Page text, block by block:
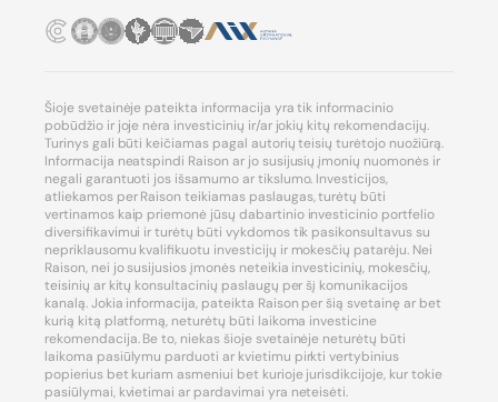
Šioje svetainėje pateikta informacija yra tik informacinio
pobūdžio ir joje nėra investicinių ir/ar jokių kitų rekomendacijų.
Turinys gali būti keičiamas pagal autorių teisių turėtojo nuožiūrą.
Informacija neatspindi Raison ar jo susijusių įmonių nuomonės ir
negali garantuoti jos išsamumo ar tikslumo. Investicijos,
atliekamos per Raison teikiamas paslaugas, turėtų būti
vertinamos kaip priemonė jūsų dabartinio investicinio portfelio
diversifikavimui ir turėtų būti vykdomos tik pasikonsultavus su
nepriklausomu kvalifikuotu investicijų ir mokesčių patarėju. Nei
Raison, nei jo susijusios įmonės neteikia investicinių, mokesčių,
teisinių ar kitų konsultacinių paslaugų per šį komunikacijos
kanalą. Jokia informacija, pateikta Raison per šią svetainę ar bet
kurią kitą platformą, neturėtų būti laikoma investicine
rekomendacija. Be to, niekas šioje svetainėje neturėtų būti
laikoma pasiūlymu parduoti ar kvietimu pirkti vertybinius
popierius bet kuriam asmeniui bet kurioje jurisdikcijoje, kur tokie
pasiūlymai, kvietimai ar pardavimai yra neteisėti.